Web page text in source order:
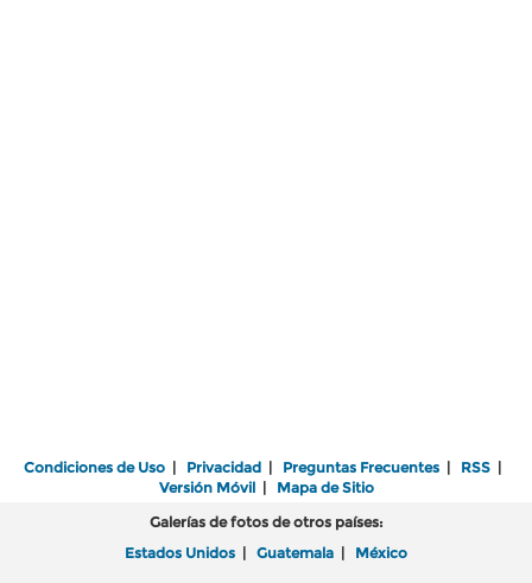
Condiciones de Uso | Privacidad | Preguntas Frecuentes | RSS |
Versión Móvil| Mapa de Sitio
Galerías de fotos de otros países:
Estados Unidos | Guatemala | México